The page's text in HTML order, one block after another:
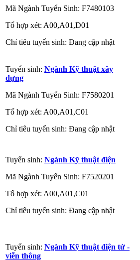
Mã Ngành Tuyển Sinh: F7480103
Tổ hợp xét: A00,A01,D01
Chỉ tiêu tuyển sinh: Đang cập nhật
Tuyển sinh: Ngành Kỹ thuật xây
dựng
Mã Ngành Tuyển Sinh: F7580201
Tổ hợp xét: A00,A01,C01
Chỉ tiêu tuyển sinh: Đang cập nhật
Tuyển sinh: Ngành Kỹ thuật điện
Mã Ngành Tuyển Sinh: F7520201
Tổ hợp xét: A00,A01,C01
Chỉ tiêu tuyển sinh: Đang cập nhật
Tuyển sinh: Ngành Kỹ thuật điện tử -
viễn thông